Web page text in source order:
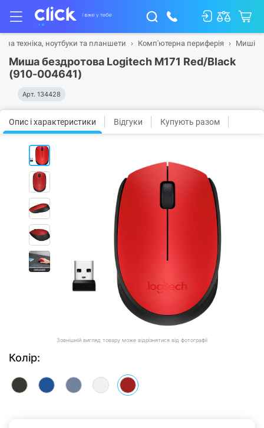
техніка, ноутбуки та планшети Комп'ютерна периферія Миші
Миша бездротова Logitech M171 Red/Black
(910-004641)
Арт. 134428
Опис і характеристики Відгуки Купують разом
Зовнішній вигляд товару може відрізнятися від фотографії
Колір: